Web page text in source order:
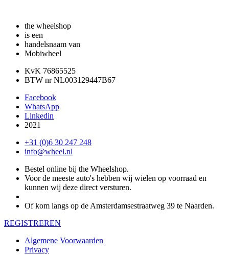
the wheelshop
is een
handelsnaam van
Mobiwheel
KvK 76865525
BTW nr NL003129447B67
Facebook
WhatsApp
Linkedin
2021
+31 (0)6 30 247 248
info@wheel.nl
Bestel online bij the Wheelshop.
Voor de meeste auto's hebben wij wielen op voorraad en
kunnen wij deze direct versturen.
Of kom langs op de Amsterdamsestraatweg 39 te Naarden.
REGISTREREN
Algemene Voorwaarden
Privacy